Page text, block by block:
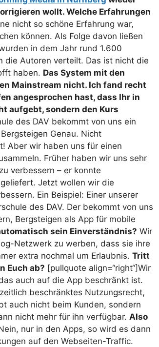
wollt. Welche Erfahrungen
nicht so schöne Erfahrung war,
können. Als Folge davon ließen
in dem Jahr rund 1.600
die Autoren verteilt. Das ist nicht die
haben. Das System mit den
Mainstream nicht. Ich fand recht
angesprochen hast, dass Ihr in
aufgebt, sondern den Kurs
des DAV bekommt von uns ein
Genau. Nicht
Aber wir haben uns für einen
Früher haben wir uns sehr
verbessern – er konnte
Jetzt wollen wir die
Ein Beispiel: Einer unserer
des DAV. Der bekommt von uns
Bergsteigen als App für mobile
sein Einverständnis? Wir
Netzwerk zu werben, dass sie ihre
extra nochmal um Erlaubnis. Tritt
Euch ab? [pullquote align=“right“]Wir
auch auf die App beschränkt ist.
beschränktes Nutzungsrecht,
auch nicht beim Kunden, sondern
nicht mehr für ihn verfügbar. Also
nur in den Apps, so wird es dann
auf den Webseiten-Traffic.